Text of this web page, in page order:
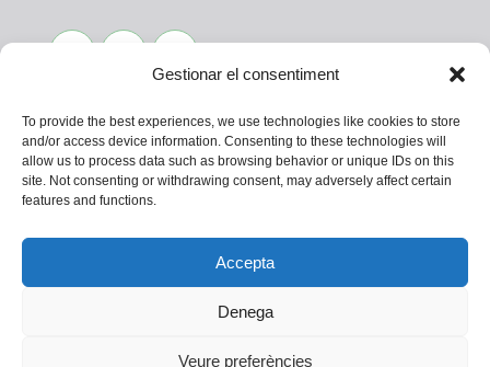
Gestionar el consentiment
To provide the best experiences, we use technologies like cookies to store
and/or access device information. Consenting to these technologies will
allow us to process data such as browsing behavior or unique IDs on this
site. Not consenting or withdrawing consent, may adversely affect certain
features and functions.
Accepta
Denega
Veure preferències
CONTACTA
Política de cookies (UE)